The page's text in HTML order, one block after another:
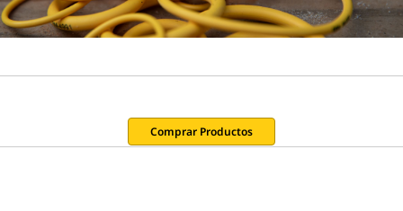
Comprar Productos